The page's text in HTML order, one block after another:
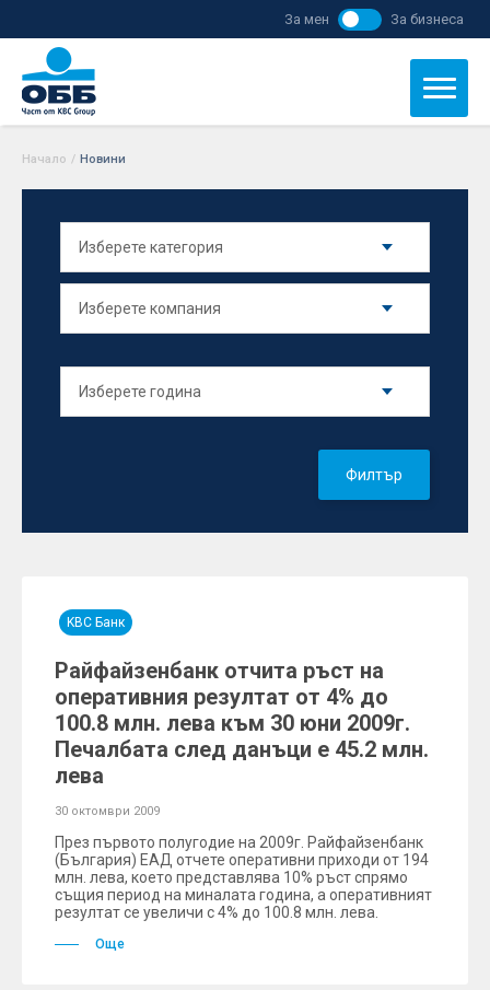
За мен За бизнеса
Начало / Новини
Филтър
KBC Банк
Райфайзенбанк отчита ръст на
оперативния резултат от 4% до
100.8 млн. лева към 30 юни 2009г.
Печалбата след данъци е 45.2 млн.
лева
30 октомври 2009
През първото полугодие на 2009г. Райфайзенбанк
(България) ЕАД отчете оперативни приходи от 194
млн. лева, което представлява 10% ръст спрямо
същия период на миналата година, а оперативният
резултат се увеличи с 4% до 100.8 млн. лева.
Още